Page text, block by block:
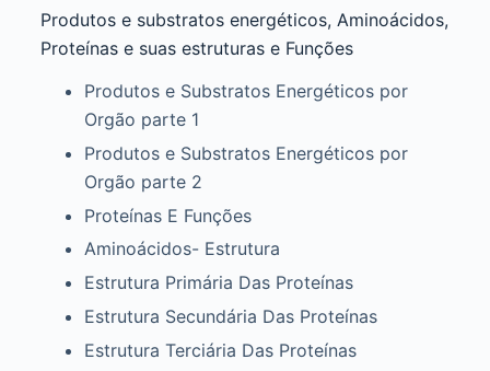
Produtos e substratos energéticos, Aminoácidos,
Proteínas e suas estruturas e Funções
Produtos e Substratos Energéticos por
Orgão parte 1
Produtos e Substratos Energéticos por
Orgão parte 2
Proteínas E Funções
Aminoácidos- Estrutura
Estrutura Primária Das Proteínas
Estrutura Secundária Das Proteínas
Estrutura Terciária Das Proteínas